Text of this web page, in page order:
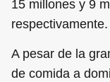
15 millones y 9
respectivamente.
A pesar de la
de comida a